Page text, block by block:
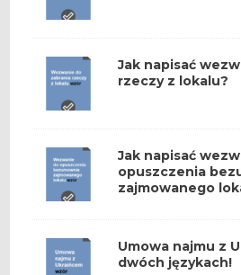
Jak napisać
rzeczy z lokalu?
Jak napisać
opuszczenia
zajmowanego
Umowa najmu z
dwóch językach!